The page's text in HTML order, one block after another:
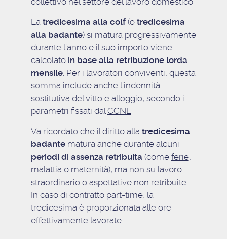
Latredicesima alla colf(o tredicesima
alla badante) si matura progressivamente
durante l’anno e il suo importo viene
calcolato in base alla retribuzione lorda
mensile. Per i lavoratori conviventi, questa
somma include anche l’indennità
sostitutiva del vitto e alloggio, secondo i
parametri fissati dalCCNL.
Va ricordato che il diritto allatredicesima
badantematura anche durante alcuni
periodi di assenza retribuita (come ferie,
malattiao maternità), ma non su lavoro
straordinario o aspettative non retribuite.
In caso di contratto part-time, la
tredicesima è proporzionata alle ore
effettivamente lavorate.